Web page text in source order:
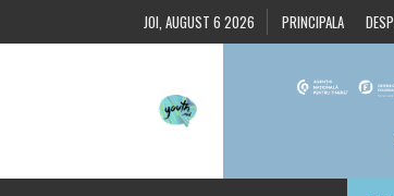
JOI, AUGUST 6 2026 PRINCIPALA